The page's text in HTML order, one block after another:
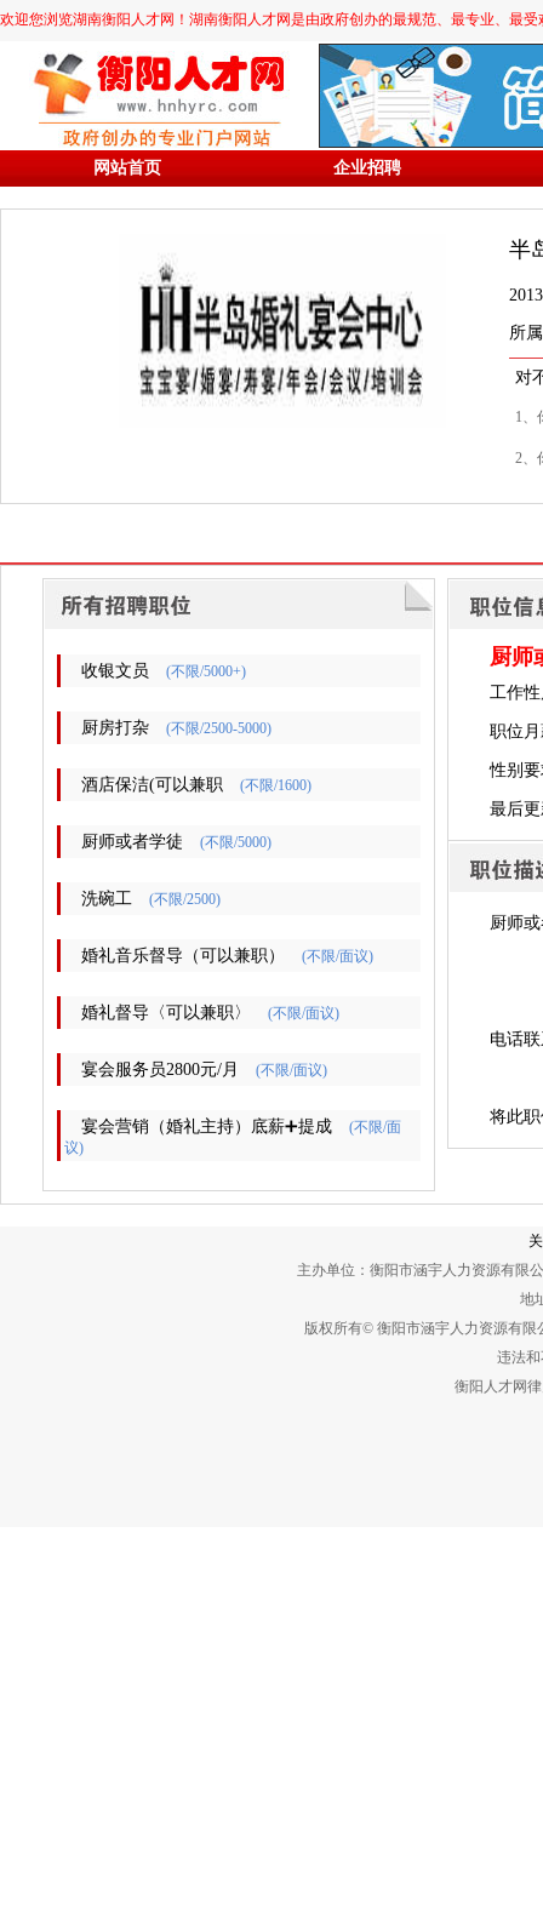
欢迎您浏览湖南衡阳人才网！湖南衡阳人才网是由政府创办的最规范、最专业、最
网站首页 企业招聘
半
所
对
1、
2、
收银文员 (不限/5000+)
厨房打杂 (不限/2500-5000)
酒店保洁(可以兼职 (不限/1600)
厨师或者学徒 (不限/5000)
洗碗工 (不限/2500)
婚礼音乐督导（可以兼职） (不限/面议)
婚礼督导〈可以兼职〉 (不限/面议)
宴会服务员2800元/月 (不限/面议)
宴会营销（婚礼主持）底薪➕提成
(不限/面
议)
厨师
工作
职位月
性别
最后
厨师
电话
将此
主办单位：衡阳市涵宇人力资源有限
地
版权所有© 衡阳市涵宇人力资源有
违法和
衡阳人才网